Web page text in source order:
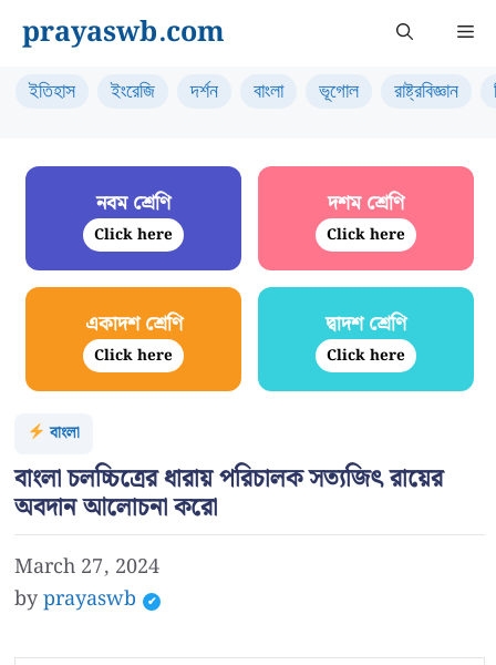
content
prayaswb.com
ইতিহাস ইংরেজি দর্শন বাংলা ভূগোল রাষ্ট্রবিজ্ঞান
নবম শ্রেণি
Click here
দশম শ্রেণি
Click here
একাদশ শ্রেণি
Click here
দ্বাদশ শ্রেণি
Click here
বাংলা
বাংলা চলচ্চিত্রের ধারায় পরিচালক সত্যজিৎ রায়ের
অবদান আলোচনা করো
March 27, 2024
byprayaswb